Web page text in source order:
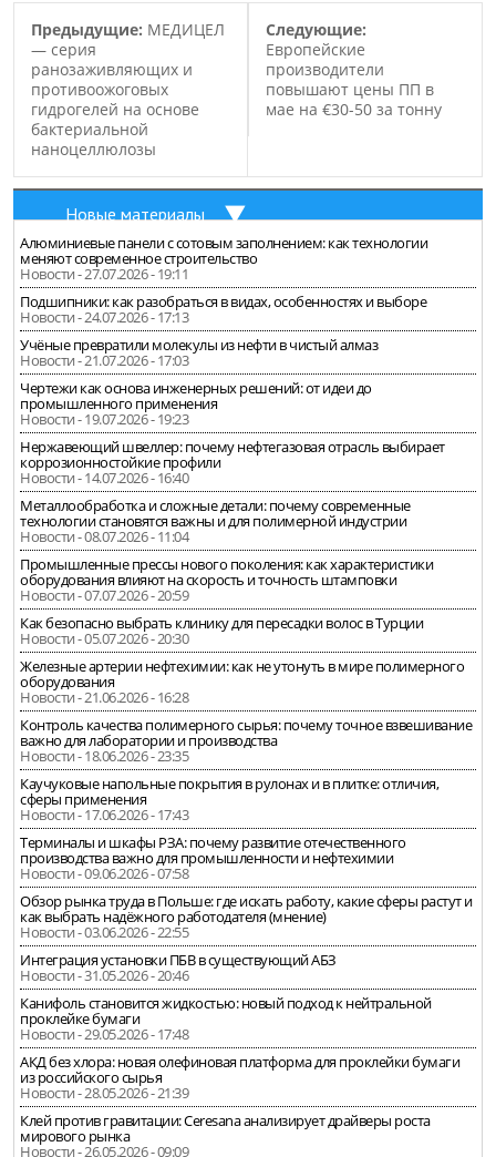
Предыдущие: МЕДИЦЕЛ
— серия
ранозаживляющих и
противоожоговых
гидрогелей на основе
бактериальной
наноцеллюлозы
Следующие:
Европейские
производители
повышают цены ПП в
мае на €30-50 за тонну
Новые материалы
Алюминиевые панели с сотовым заполнением: как технологии
меняют современное строительство
Новости - 27.07.2026 - 19:11
Подшипники: как разобраться в видах, особенностях и выборе
Новости - 24.07.2026 - 17:13
Учёные превратили молекулы из нефти в чистый алмаз
Новости - 21.07.2026 - 17:03
Чертежи как основа инженерных решений: от идеи до
промышленного применения
Новости - 19.07.2026 - 19:23
Нержавеющий швеллер: почему нефтегазовая отрасль выбирает
коррозионностойкие профили
Новости - 14.07.2026 - 16:40
Металлообработка и сложные детали: почему современные
технологии становятся важны и для полимерной индустрии
Новости - 08.07.2026 - 11:04
Промышленные прессы нового поколения: как характеристики
оборудования влияют на скорость и точность штамповки
Новости - 07.07.2026 - 20:59
Как безопасно выбрать клинику для пересадки волос в Турции
Новости - 05.07.2026 - 20:30
Железные артерии нефтехимии: как не утонуть в мире полимерного
оборудования
Новости - 21.06.2026 - 16:28
Контроль качества полимерного сырья: почему точное взвешивание
важно для лаборатории и производства
Новости - 18.06.2026 - 23:35
Каучуковые напольные покрытия в рулонах и в плитке: отличия,
сферы применения
Новости - 17.06.2026 - 17:43
Терминалы и шкафы РЗА: почему развитие отечественного
производства важно для промышленности и нефтехимии
Новости - 09.06.2026 - 07:58
Обзор рынка труда в Польше: где искать работу, какие сферы растут и
как выбрать надёжного работодателя (мнение)
Новости - 03.06.2026 - 22:55
Интеграция установки ПБВ в существующий АБЗ
Новости - 31.05.2026 - 20:46
Канифоль становится жидкостью: новый подход к нейтральной
проклейке бумаги
Новости - 29.05.2026 - 17:48
АКД без хлора: новая олефиновая платформа для проклейки бумаги
из российского сырья
Новости - 28.05.2026 - 21:39
Клей против гравитации: Ceresana анализирует драйверы роста
мирового рынка
Новости - 26.05.2026 - 09:09